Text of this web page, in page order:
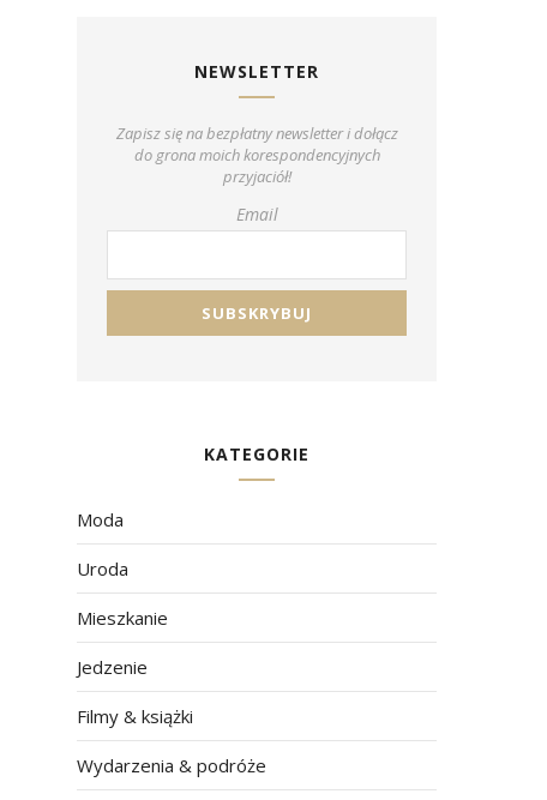
NEWSLETTER
Zapisz się na bezpłatny newsletter i dołącz
do grona moich korespondencyjnych
przyjaciół!
Email
KATEGORIE
Moda
Uroda
Mieszkanie
Jedzenie
Filmy & książki
Wydarzenia & podróże